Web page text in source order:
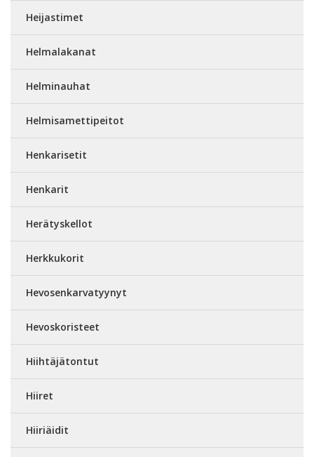
Heijastimet
Helmalakanat
Helminauhat
Helmisamettipeitot
Henkarisetit
Henkarit
Herätyskellot
Herkkukorit
Hevosenkarvatyynyt
Hevoskoristeet
Hiihtäjätontut
Hiiret
Hiiriäidit